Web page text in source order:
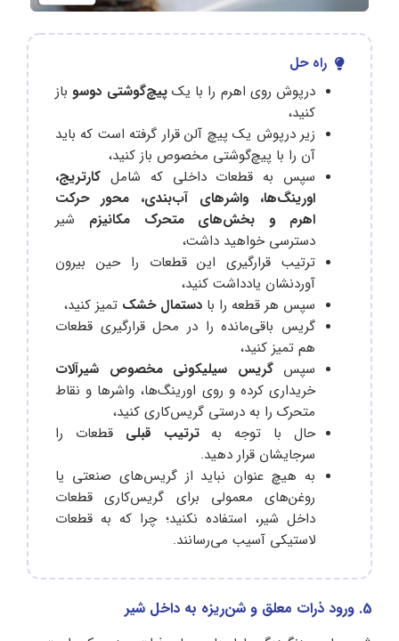
راه حل
درپوش روی اهرم را با یکپیچ‌گوشتی دوسو باز
کنید،
زیر درپوش یک پیچ آلن قرار گرفته است که باید
آن را با پیچ‌گوشتی مخصوص باز کنید،
سپس به قطعات داخلی که شامل کارتریج،
اورینگ‌ها، واشرهای آب‎‌بندی، محور حرکت
اهرم و بخش‌های متحرک مکانیزم شیر
دسترسی خواهید داشت،
ترتیب قرارگیری این قطعات را حین بیرون
آوردنشان یادداشت کنید،
سپس هر قطعه را با دستمال خشک تمیز کنید،
گریس باقی‌مانده را در محل قرارگیری قطعات
هم تمیز کنید،
سپسگریس سیلیکونی مخصوص شیرآلات
خریداری کرده و روی اورینگ‌ها، واشرها و نقاط
متحرک را به درستی گریس‌کاری کنید،
حال با توجه بهترتیب قبلی قطعات را
سرجایشان قرار دهید.
به هیچ عنوان نباید از گریس‌های صنعتی یا
روغن‌های معمولی برای گریس‌کاری قطعات
داخل شیر، استفاده نکنید؛ چرا که به قطعات
لاستیکی آسیب می‌رسانند.
5. ورود ذرات معلق و شن‌ریزه به داخل شیر